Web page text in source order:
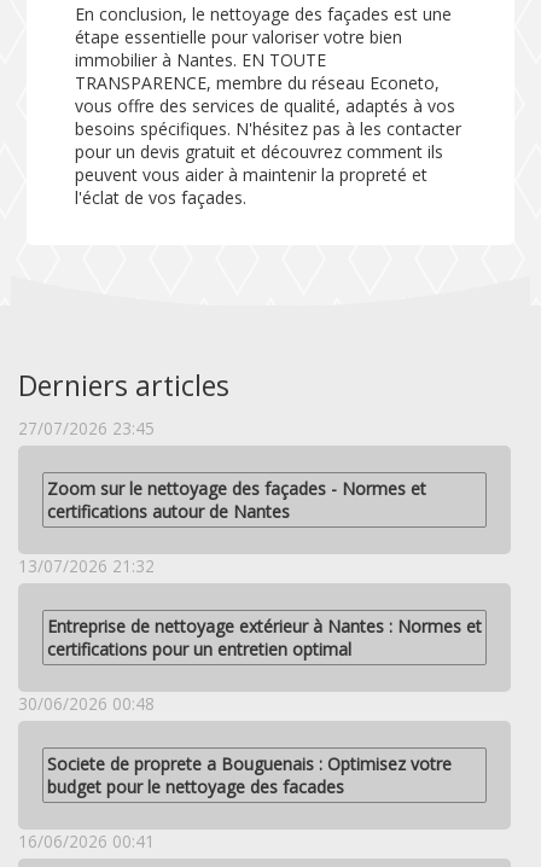
En conclusion, le nettoyage des façades est une
étape essentielle pour valoriser votre bien
immobilier à Nantes. EN TOUTE
TRANSPARENCE, membre du réseau Econeto,
vous offre des services de qualité, adaptés à vos
besoins spécifiques. N'hésitez pas à les contacter
pour un devis gratuit et découvrez comment ils
peuvent vous aider à maintenir la propreté et
l'éclat de vos façades.
Derniers articles
27/07/2026 23:45
Zoom sur le nettoyage des façades - Normes et
certifications autour de Nantes
13/07/2026 21:32
Entreprise de nettoyage extérieur à Nantes : Normes et
certifications pour un entretien optimal
30/06/2026 00:48
Societe de proprete a Bouguenais : Optimisez votre
budget pour le nettoyage des facades
16/06/2026 00:41